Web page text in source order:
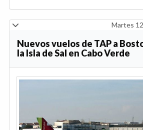
Martes
Nuevos vuelos de TAP a
la Isla de Sal en Cabo Verde